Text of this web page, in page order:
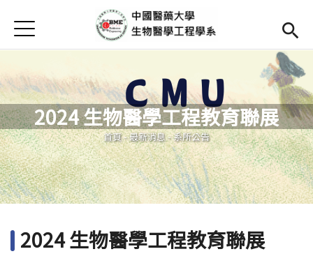
首頁
Open submenu (高中專區)
高中專區
最新消息
Open submenu (學系簡介)
學系簡介
Open
本系成員
Open
課程資訊
Open submenu (重要連結)
重要連結
Jump to Navigation
Jump to Main content
2024 生物醫學工程教育聯展
您在這裡
首頁-最新消息-系所公告
2024 生物醫學工程教育聯展